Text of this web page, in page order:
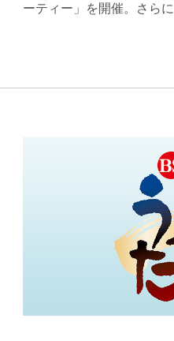
ーティー」を開催。さら